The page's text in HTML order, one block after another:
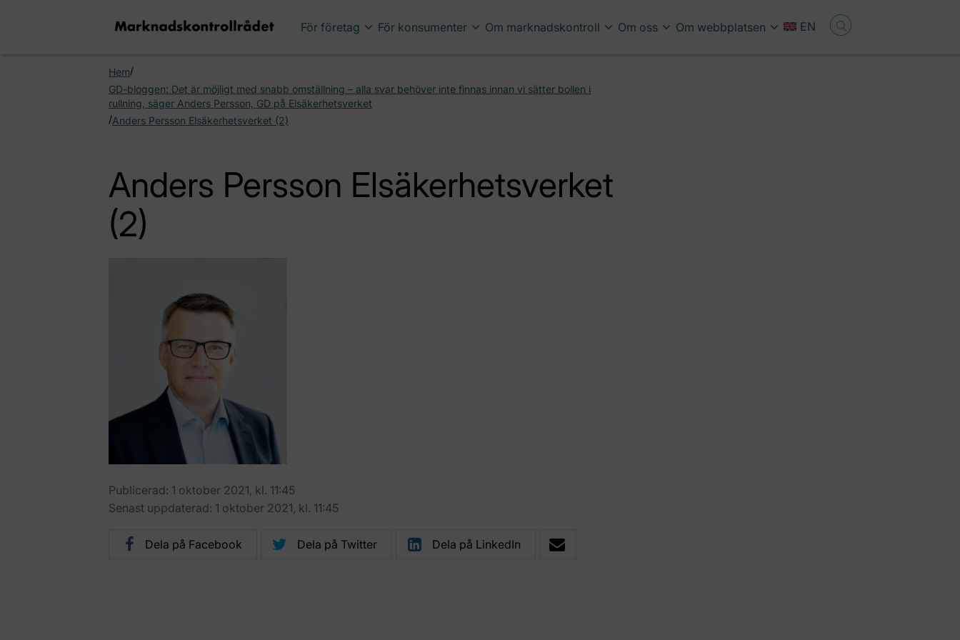
För företag För konsumenter Om marknadskontroll Om oss Om webbplatsen EN
Hem/
GD-bloggen: Det är möjligt med snabb omställning – alla svar behöver inte finnas innan vi sätter bollen i
rullning, säger Anders Persson, GD på Elsäkerhetsverket
/Anders Persson Elsäkerhetsverket (2)
Anders Persson Elsäkerhetsverket
(2)
Publicerad: 1 oktober 2021, kl. 11:45
Senast uppdaterad: 1 oktober 2021, kl. 11:45
Dela på Facebook Dela på Twitter Dela på LinkedIn